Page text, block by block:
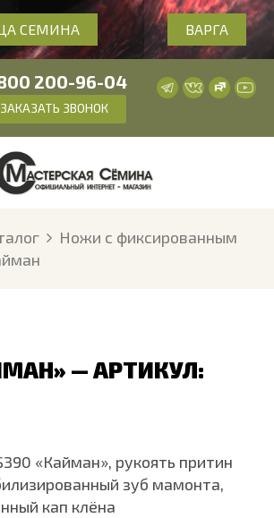
СЕМИНА ВАРГА
200-96-04
ЗАКАЗАТЬ ЗВОНОК
Ножи с фиксированным
— АРТИКУЛ:
«Кайман», рукоять притин
зуб мамонта,
кап клёна